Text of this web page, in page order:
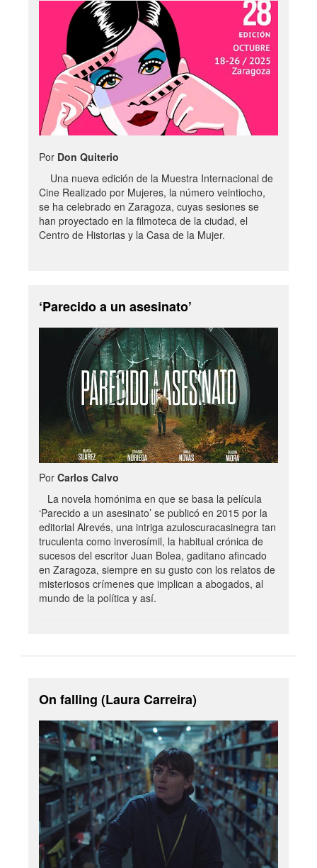
Por Don Quiterio
Una nueva edición de la Muestra Internacional de
Cine Realizado por Mujeres, la número veintiocho,
se ha celebrado en Zaragoza, cuyas sesiones se
han proyectado en la filmoteca de la ciudad, el
Centro de Historias y la Casa de la Mujer.
‘Parecido a un asesinato’
Por Carlos Calvo
La novela homónima en que se basa la película
‘Parecido a un asesinato’ se publicó en 2015 por la
editorial Alrevés, una intriga azuloscuracasinegra tan
truculenta como inverosímil, la habitual crónica de
sucesos del escritor Juan Bolea, gaditano afincado
en Zaragoza, siempre en su gusto con los relatos de
misteriosos crímenes que implican a abogados, al
mundo de la política y así.
On falling (Laura Carreira)